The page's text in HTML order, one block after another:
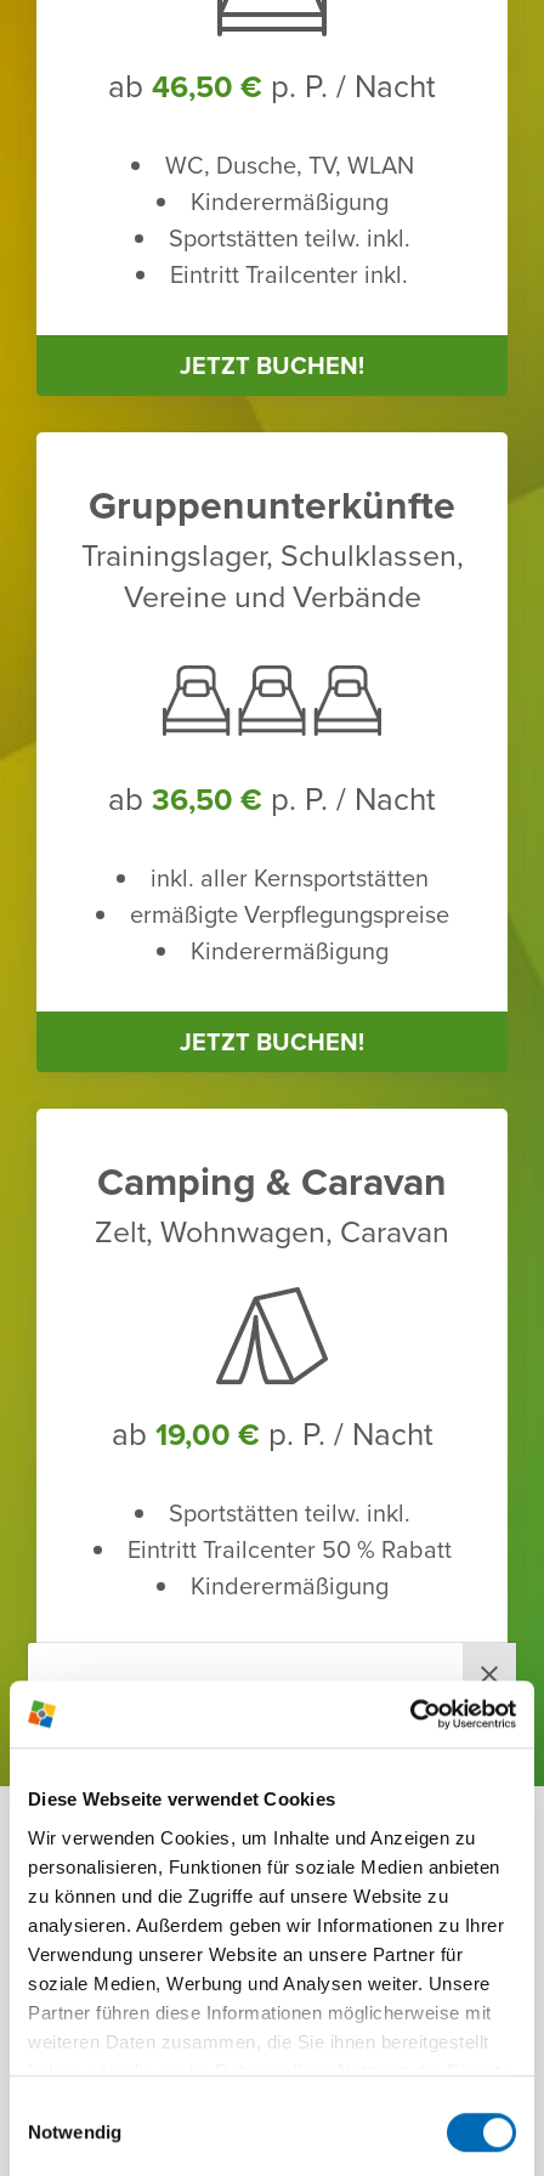
Diese Webseite verwendet Cookies
Wir verwenden Cookies, um Inhalte und Anzeigen zu
personalisieren, Funktionen für soziale Medien anbieten
zu können und die Zugriffe auf unsere Website zu
analysieren. Außerdem geben wir Informationen zu Ihrer
Verwendung unserer Website an unsere Partner für
soziale Medien, Werbung und Analysen weiter. Unsere
Partner führen diese Informationen möglicherweise mit
weiteren Daten zusammen, die Sie ihnen bereitgestellt
haben oder die sie im Rahmen Ihrer Nutzung der Dienste
Notwendig
ab 46,50 € p. P. / Nacht
WC, Dusche, TV, WLAN
Kinder­er­mä­ßi­gung
Sport­stätten teilw. inkl.
Eintritt Trailcenter inkl.
JETZT BUCHEN!
Grup­pen­un­ter­künfte
Trai­nings­lager, Schul­klassen,
Vereine und Verbände
ab 36,50 € p. P. / Nacht
inkl. aller Kern­sport­stätten
ermä­ßigte Verpfle­gungs­preise
Kinder­er­mä­ßi­gung
JETZT BUCHEN!
Camping & Caravan
Zelt, Wohn­wagen, Caravan
ab 19,00 € p. P. / Nacht
Sport­stätten teilw. inkl.
Eintritt Trailcenter 50 % Rabatt
Kinder­er­mä­ßi­gung
ZUSATZ­AN­GE­BOTE
FÜR DEIN TRAI­NINGS­
LAGER
RABEN­BERG-
NEWS­LETTER
Jetzt anmelden und wir versorgen
dich mehr­mals im Jahr mit brand­
heißen News, ausge­wählten Infos,
tollen Ange­boten und span­nenden
Themen direkt vom Raben­berg.
Einfach deine E-Mail-Adresse eingeben, den
Haken anwählen und auf "News­letter jetzt
eine E-Mail mit einem Bestä­ti­gungs­link. Klicke auf